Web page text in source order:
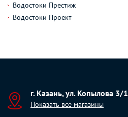
Водостоки Престиж
Водостоки Проект
г. Казань, ул. Копылова 3/1
Показать все магазины